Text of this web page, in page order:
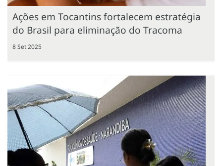
Ações em Tocantins fortalecem estratégia
do Brasil para eliminação do Tracoma
8 Set 2025